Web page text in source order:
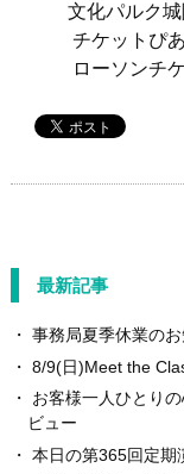
文化パルク
チケットぴあ
ローソンチ
最新記事
事務局夏季休業の
8/9(日)Meet the
お客様一人ひとり
ビュー
本日の第365回定期